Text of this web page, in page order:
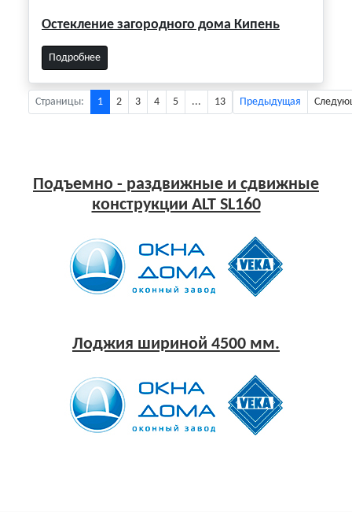
Остекление загородного дома Кипень
Подробнее
Страницы: 1 2 3 4 5 ... 13 Предыдущая
Подъемно - раздвижные и сдвижные
конструкции ALT SL160
Лоджия шириной 4500 мм.